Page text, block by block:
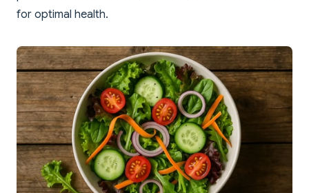
for optimal health.